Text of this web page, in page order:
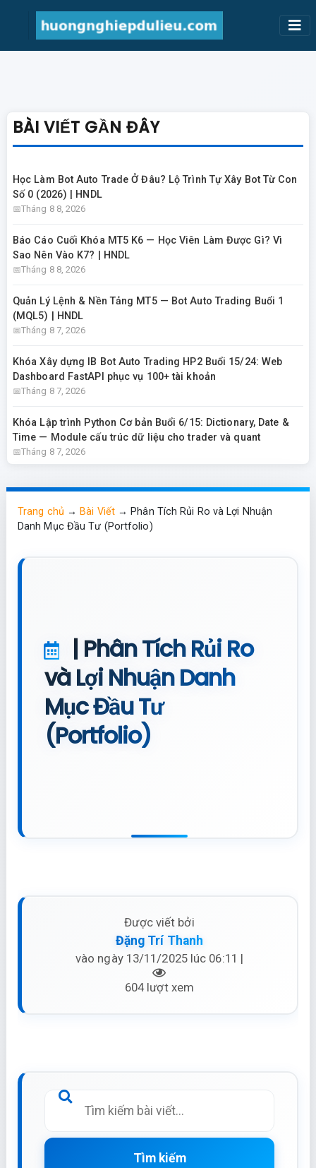
BÀI VIẾT GẦN ĐÂY
Học Làm Bot Auto Trade Ở Đâu? Lộ Trình Tự Xây Bot Từ Con
Số 0 (2026) | HNDL
Tháng 8 8, 2026
Báo Cáo Cuối Khóa MT5 K6 — Học Viên Làm Được Gì? Vì
Sao Nên Vào K7? | HNDL
Tháng 8 8, 2026
Quản Lý Lệnh & Nền Tảng MT5 — Bot Auto Trading Buổi 1
(MQL5) | HNDL
Tháng 8 7, 2026
Khóa Xây dựng IB Bot Auto Trading HP2 Buổi 15/24: Web
Dashboard FastAPI phục vụ 100+ tài khoản
Tháng 8 7, 2026
Khóa Lập trình Python Cơ bản Buổi 6/15: Dictionary, Date &
Time — Module cấu trúc dữ liệu cho trader và quant
Tháng 8 7, 2026
Trang chủ →Bài Viết→Phân Tích Rủi Ro và Lợi Nhuận
Danh Mục Đầu Tư (Portfolio)
| Phân Tích Rủi Ro
và Lợi Nhuận Danh
Mục Đầu Tư
(Portfolio)
Được viết bởi
Đặng Trí Thanh
vào ngày 13/11/2025 lúc 06:11 |
604 lượt xem
Tìm kiếm